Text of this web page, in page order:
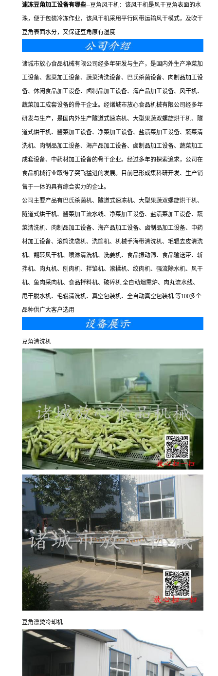
速冻豆角加工设备有哪些--豆角风干机：该风干机是风干豆角表面的水
珠，便于包装冷冻作业，该风干机采用平行网带运输风干模式，及吹干
豆角表面水分，又保证豆角原有湿度
诸城市放心食品机械有限公司经多年研发与生产，是国内外生产净菜加
工设备、酱菜加工设备、蔬菜清洗设备、巴氏杀菌设备、肉制品加工设
备、休闲食品加工设备、卤制品加工设备、海产品加工设备、风干机、
蔬菜加工成套设备的骨干企业。经诸城市放心食品机械有限公司经多年
研发与生产，是国内外生产隧道式速冻机、大型果蔬双螺旋烘干机、隧
道式烘干机、酱菜加工设备、净菜加工设备、盐渍菜加工设备、蔬菜清
洗机、肉制品加工设备、海产品加工设备、卤制品加工设备、蔬菜加工
成套设备、中药材加工设备的骨干企业。经过多年的探索追求，公司在
食品机械行业取得了突飞猛进的发展。目前已形成集科研开发、生产销
售于一体的具有综合实力的企业。
公司主要产品有巴氏杀菌机、隧道式速冻机、大型果蔬双螺旋烘干机、
隧道式烘干机、酱菜加工流水线、净菜加工设备、盐渍菜加工设备、蔬
菜清洗机、肉制品加工设备、海产品加工设备、卤制品加工设备、中药
材加工设备、滚筒洗袋机、洗筐机、机械手海带清洗机、毛辊去皮清洗
机、翻转风干机、喷淋清洗机、洗姜机、食品振动筛、食品输送带、斩
拌机、肉丸机、刨肉机、拌馅机、滚揉机、绞肉机、强流除水机、风干
机、鱼肉采肉机、食品拌料机、破碎机.全自动烟熏炉、肉丸流水线、
甩干脱水机、毛辊清洗机、真空包装机、全自动真空包装机.等100多个
品种供广大客户选用
豆角清洗机
豆角漂烫冷却机